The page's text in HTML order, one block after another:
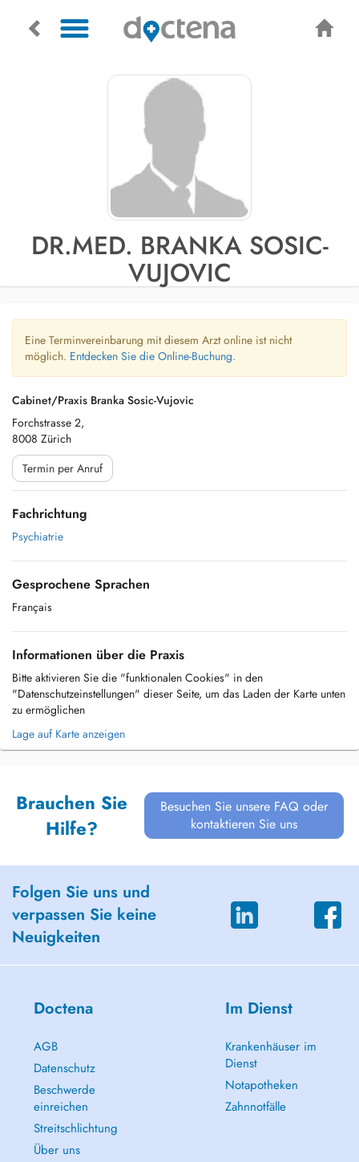
DR.MED. BRANKA SOSIC-
VUJOVIC
Eine Terminvereinbarung mit diesem Arzt online ist nicht
möglich. Entdecken Sie die Online-Buchung.
Cabinet/Praxis Branka Sosic-Vujovic
Forchstrasse 2,
8008 Zürich
Termin per Anruf
Fachrichtung
Psychiatrie
Gesprochene Sprachen
Français
Informationen über die Praxis
Bitte aktivieren Sie die "funktionalen Cookies" in den
"Datenschutzeinstellungen" dieser Seite, um das Laden der Karte unten
zu ermöglichen
Lage auf Karte anzeigen
Brauchen Sie
Hilfe?
Besuchen Sie unsere FAQ oder
kontaktieren Sie uns
Folgen Sie uns und
verpassen Sie keine
Neuigkeiten
Doctena
AGB
Datenschutz
Beschwerde
einreichen
Streitschlichtung
Über uns
Im Dienst
Krankenhäuser im
Dienst
Notapotheken
Zahnnotfälle